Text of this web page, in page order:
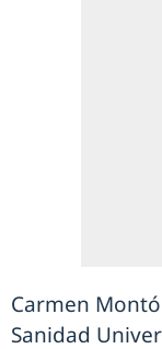
Carmen
Sanidad